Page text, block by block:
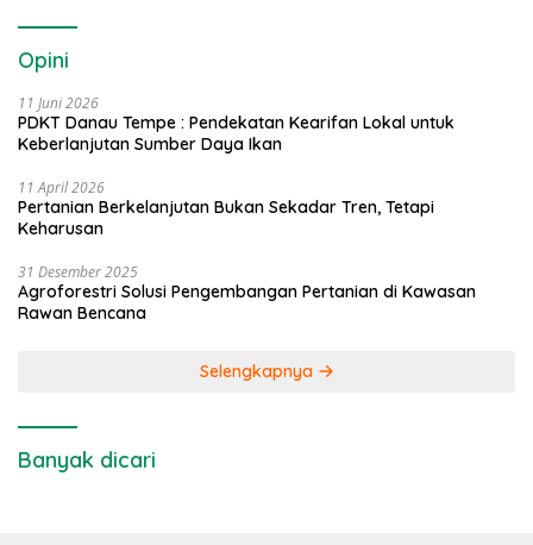
Opini
11 Juni 2026
PDKT Danau Tempe : Pendekatan Kearifan Lokal untuk
Keberlanjutan Sumber Daya Ikan
11 April 2026
Pertanian Berkelanjutan Bukan Sekadar Tren, Tetapi
Keharusan
31 Desember 2025
Agroforestri Solusi Pengembangan Pertanian di Kawasan
Rawan Bencana
Selengkapnya
Banyak dicari